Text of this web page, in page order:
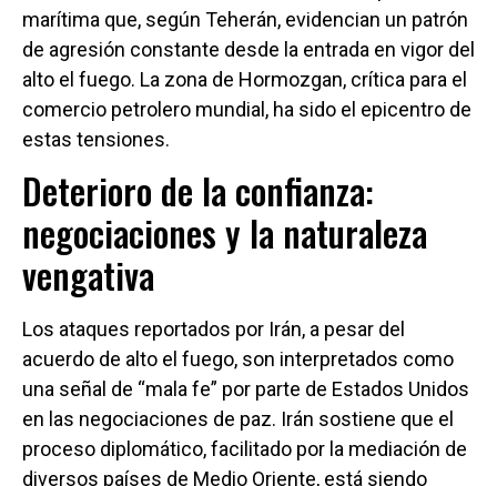
marítima que, según Teherán, evidencian un patrón
de agresión constante desde la entrada en vigor del
alto el fuego. La zona de Hormozgan, crítica para el
comercio petrolero mundial, ha sido el epicentro de
estas tensiones.
Deterioro de la confianza:
negociaciones y la naturaleza
vengativa
Los ataques reportados por Irán, a pesar del
acuerdo de alto el fuego, son interpretados como
una señal de “mala fe” por parte de Estados Unidos
en las negociaciones de paz. Irán sostiene que el
proceso diplomático, facilitado por la mediación de
diversos países de Medio Oriente, está siendo